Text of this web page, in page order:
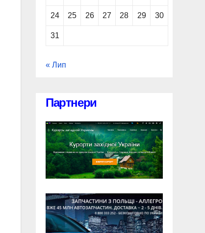
24 25 26 27 28 29 30
31
« Лип
Партнери